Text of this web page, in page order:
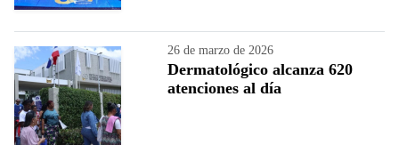
26 de marzo de 2026
Dermatológico alcanza 620
atenciones al día